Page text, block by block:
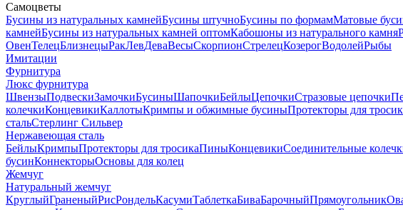
Самоцветы
Бусины из натуральных камнейБусины штучноБусины по формамМатовые
камнейБусины из натуральных камней оптомКабошоны из натурального камня
ОвенТелецБлизнецыРакЛевДеваВесыСкорпионСтрелецКозерогВодолейРыбы
Имитации
Фурнитура
Люкс фурнитура
ШвензыПодвескиЗамочкиБусиныШапочкиБейлыЦепочкиСтразовые цепочки
колечкиКонцевикиКаллотыКримпы и обжимные бусиныПротекторы для
стальСтерлинг Сильвер
Нержавеющая сталь
БейлыКримпыПротекторы для тросикаПиныКонцевикиСоединительные
бусинКоннекторыОсновы для колец
Жемчуг
Натуральный жемчуг
КруглыйГраненыйРисРондельКасумиТаблеткаБиваБарочныйПрямоугольник